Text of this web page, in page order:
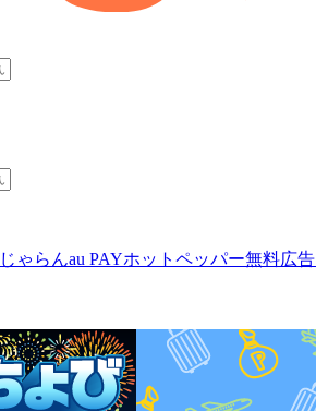
じゃらんau PAYホットペッパー無料広告